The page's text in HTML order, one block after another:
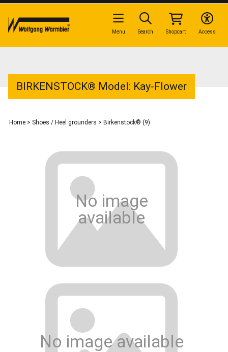
BIRKENSTOCK® Model: Kay-Flower
Home > Shoes / Heel grounders > Birkenstock® (9)
No image
available
No image available
Access
Shopcart
Search
Menu